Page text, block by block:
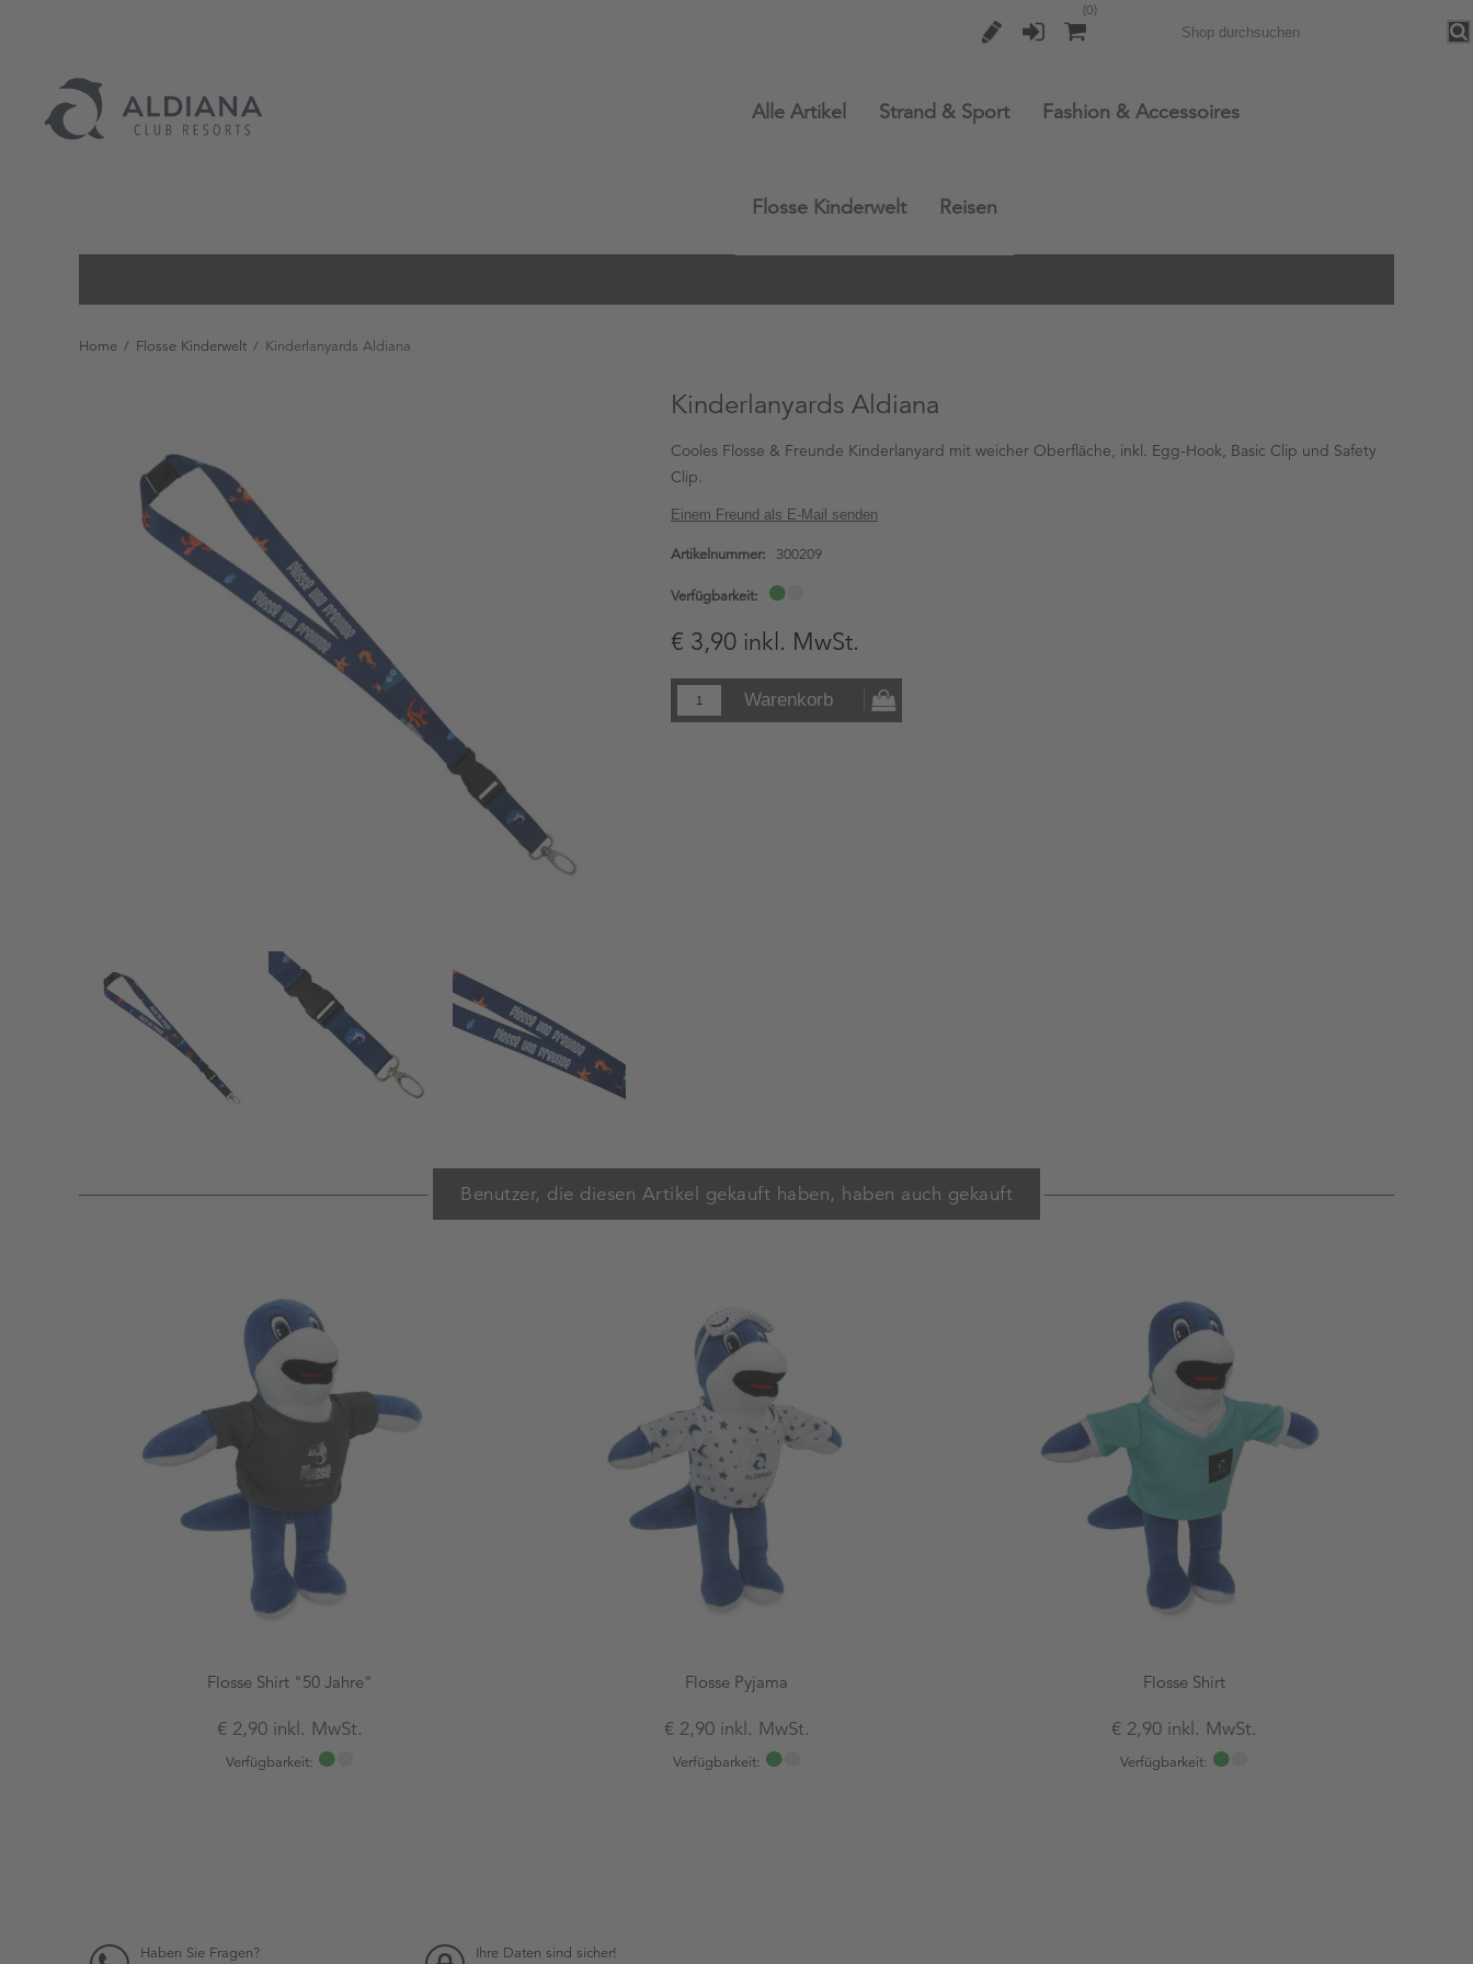
(0)
Alle Artikel Strand & Sport Fashion & Accessoires
Flosse Kinderwelt Reisen
Home / Flosse Kinderwelt / Kinderlanyards Aldiana
Kinderlanyards Aldiana
Cooles Flosse & Freunde Kinderlanyard mit weicher Oberfläche, inkl. Egg-Hook, Basic Clip und Safety
Clip.
Einem Freund als E-Mail senden
Artikelnummer: 300209
Verfügbarkeit:
€ 3,90 inkl. MwSt.
Warenkorb
Benutzer, die diesen Artikel gekauft haben, haben auch gekauft
Flosse Shirt "50 Jahre"
€ 2,90 inkl. MwSt.
Verfügbarkeit:
Flosse Pyjama
€ 2,90 inkl. MwSt.
Verfügbarkeit:
Flosse Shirt
€ 2,90 inkl. MwSt.
Verfügbarkeit:
Haben Sie Fragen? Ihre Daten sind sicher!